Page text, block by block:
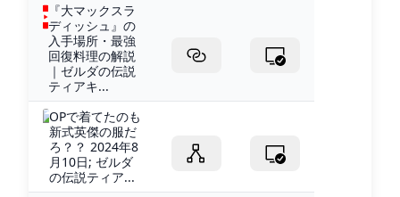
『大マックスラ
ディッシュ』の
入手場所・最強
回復料理の解説
｜ゼルダの伝説
ティアキ...
OPで着てたのも
新式英傑の服だ
ろ？？ 2024年8
月10日; ゼルダ
の伝説ティア...